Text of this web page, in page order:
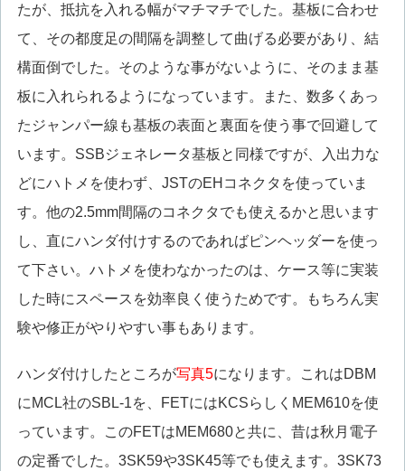
たが、抵抗を入れる幅がマチマチでした。基板に合わせ
て、その都度足の間隔を調整して曲げる必要があり、結
構面倒でした。そのような事がないように、そのまま基
板に入れられるようになっています。また、数多くあっ
たジャンパー線も基板の表面と裏面を使う事で回避して
います。SSBジェネレータ基板と同様ですが、入出力な
どにハトメを使わず、JSTのEHコネクタを使っていま
す。他の2.5mm間隔のコネクタでも使えるかと思います
し、直にハンダ付けするのであればピンヘッダーを使っ
て下さい。ハトメを使わなかったのは、ケース等に実装
した時にスペースを効率良く使うためです。もちろん実
験や修正がやりやすい事もあります。
ハンダ付けしたところが写真5になります。これはDBM
にMCL社のSBL-1を、FETにはKCSらしくMEM610を使
っています。このFETはMEM680と共に、昔は秋月電子
の定番でした。3SK59や3SK45等でも使えます。3SK73